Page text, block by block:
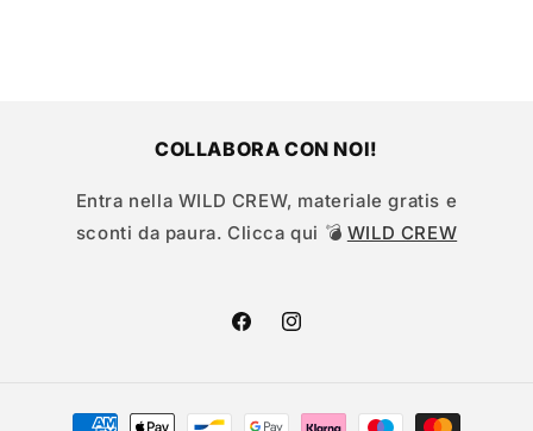
COLLABORA CON NOI!
Entra nella WILD CREW, materiale gratis e
sconti da paura. Clicca qui 💣 WILD CREW
FacebookInstagram
Metodi